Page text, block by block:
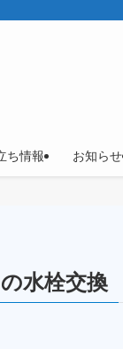
ち情報 お知らせ
水栓交換